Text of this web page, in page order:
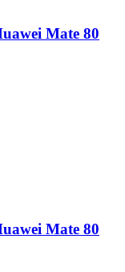
Mate 80
Mate 80